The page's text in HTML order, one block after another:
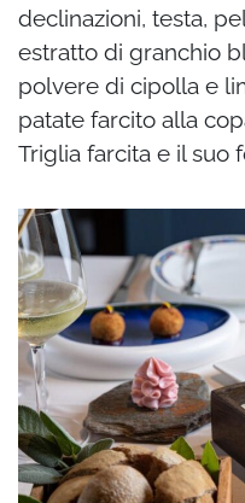
declinazioni, testa,
estratto di granchio
polvere di cipolla e
patate farcito alla
Triglia farcita e il suo